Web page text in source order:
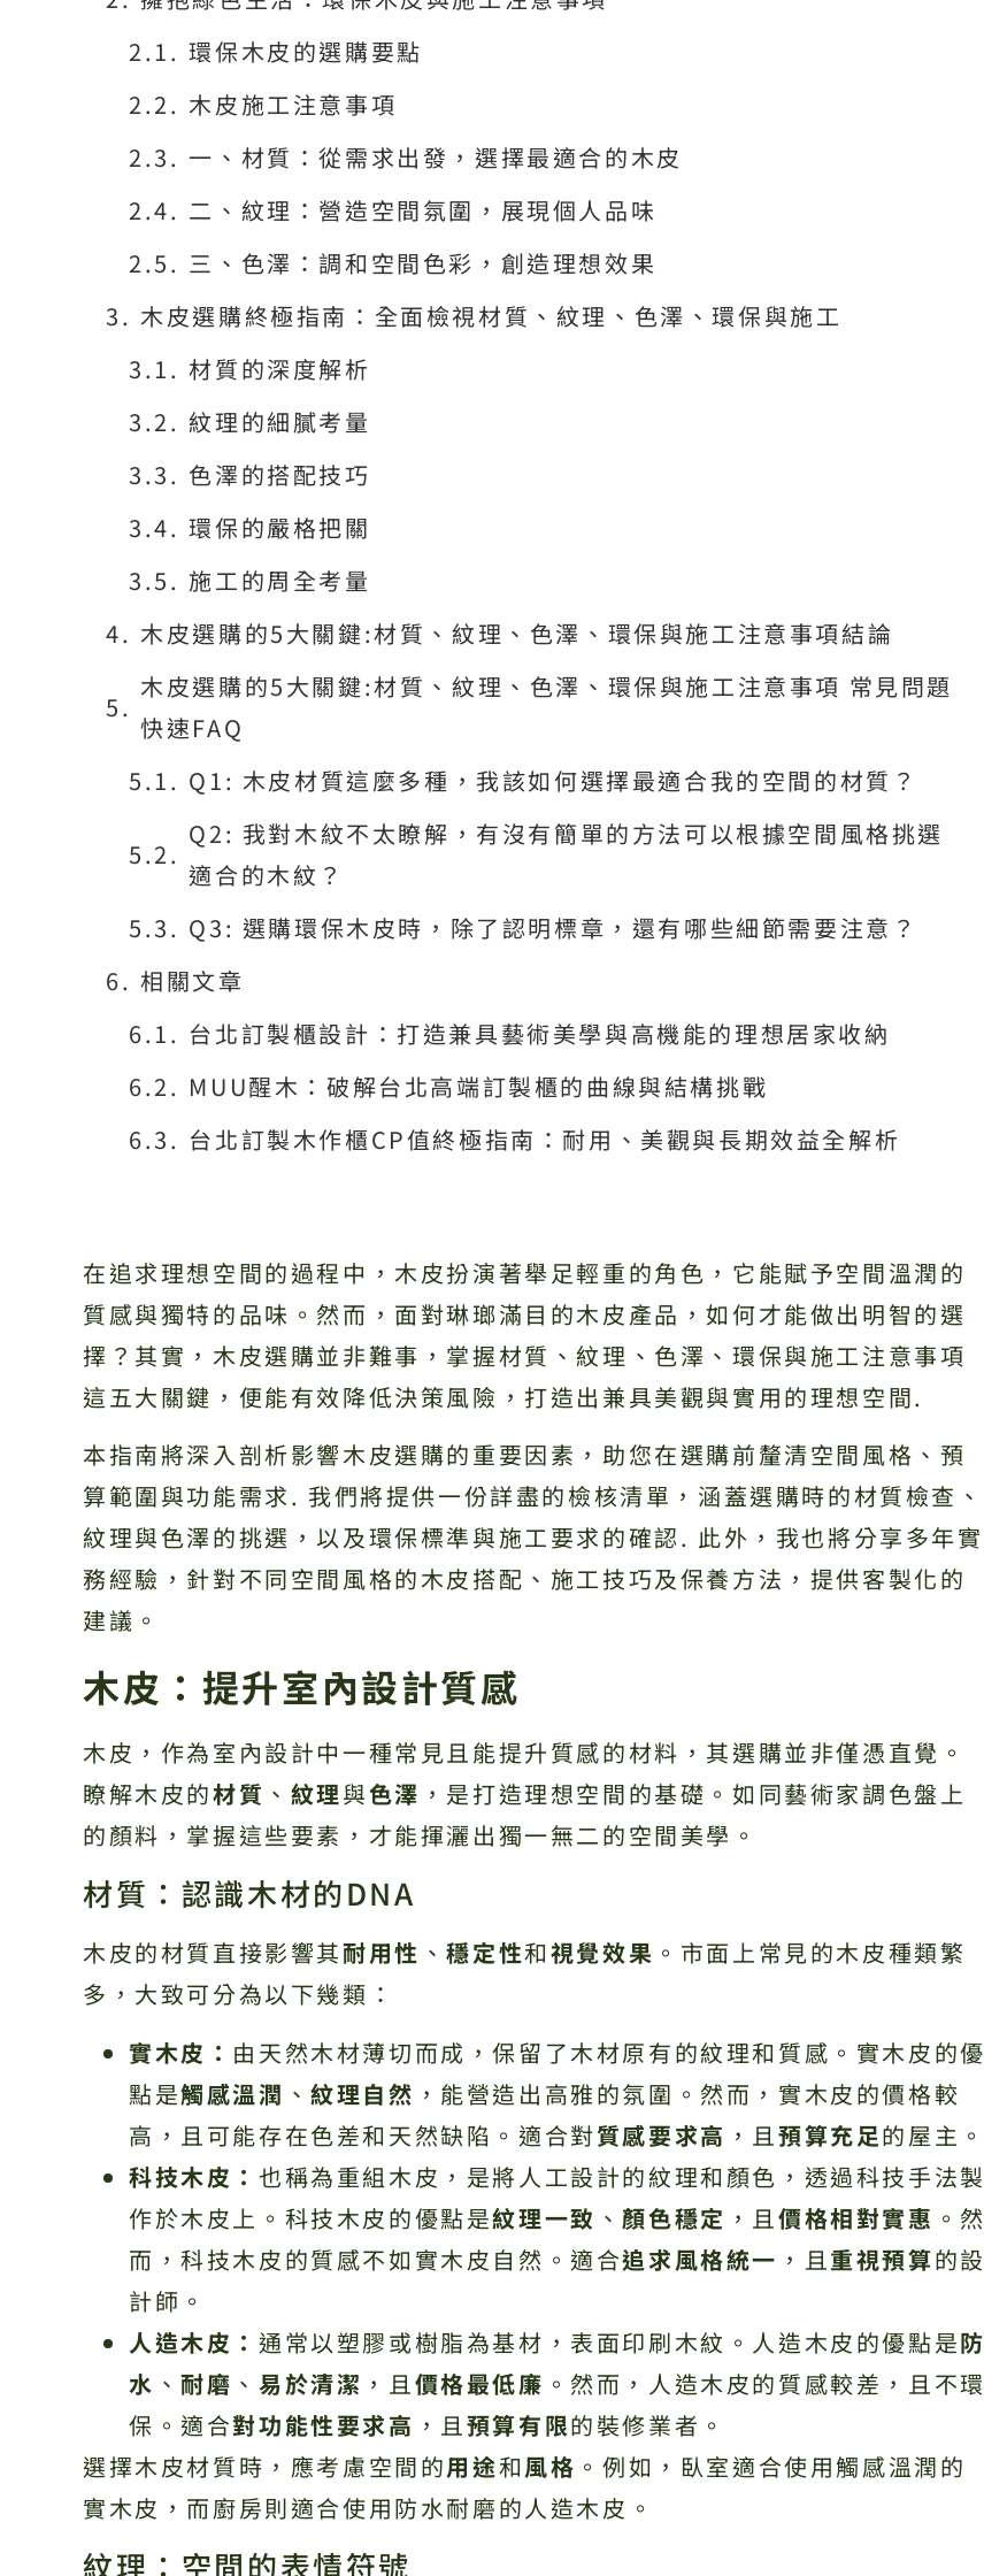
環保木皮的選購要點
木皮施工注意事項
一、材質：從需求出發，選擇最適合的木皮
二、紋理：營造空間氛圍，展現個人品味
三、色澤：調和空間色彩，創造理想效果
木皮選購終極指南：全面檢視材質、紋理、色澤、環保與施工
材質的深度解析
紋理的細膩考量
色澤的搭配技巧
環保的嚴格把關
施工的周全考量
木皮選購的5大關鍵:材質、紋理、色澤、環保與施工注意事項結論
木皮選購的5大關鍵:材質、紋理、色澤、環保與施工注意事項 常見問題
快速FAQ
Q1: 木皮材質這麼多種，我該如何選擇最適合我的空間的材質？
Q2: 我對木紋不太瞭解，有沒有簡單的方法可以根據空間風格挑選
適合的木紋？
Q3: 選購環保木皮時，除了認明標章，還有哪些細節需要注意？
相關文章
台北訂製櫃設計：打造兼具藝術美學與高機能的理想居家收納
MUU醒木：破解台北高端訂製櫃的曲線與結構挑戰
台北訂製木作櫃CP值終極指南：耐用、美觀與長期效益全解析
在追求理想空間的過程中，木皮扮演著舉足輕重的角色，它能賦予空間溫潤的
質感與獨特的品味。然而，面對琳瑯滿目的木皮產品，如何才能做出明智的選
擇？其實，木皮選購並非難事，掌握材質、紋理、色澤、環保與施工注意事項
這五大關鍵，便能有效降低決策風險，打造出兼具美觀與實用的理想空間.
本指南將深入剖析影響木皮選購的重要因素，助您在選購前釐清空間風格、預
算範圍與功能需求. 我們將提供一份詳盡的檢核清單，涵蓋選購時的材質檢查、
紋理與色澤的挑選，以及環保標準與施工要求的確認. 此外，我也將分享多年實
務經驗，針對不同空間風格的木皮搭配、施工技巧及保養方法，提供客製化的
建議。
木皮：提升室內設計質感
木皮，作為室內設計中一種常見且能提升質感的材料，其選購並非僅憑直覺。
瞭解木皮的材質 、 紋理與色澤 ，是打造理想空間的基礎。如同藝術家調色盤上
的顏料，掌握這些要素，才能揮灑出獨一無二的空間美學。
材質：認識木材的DNA
木皮的材質直接影響其耐用性 、穩定性和視覺效果 。市面上常見的木皮種類繁
多，大致可分為以下幾類：
實木皮： 由天然木材薄切而成，保留了木材原有的紋理和質感。實木皮的優
點是觸感溫潤 、紋理自然 ，能營造出高雅的氛圍。然而，實木皮的價格較
高，且可能存在色差和天然缺陷。適合對質感要求高 ，且預算充足的屋主。
科技木皮： 也稱為重組木皮，是將人工設計的紋理和顏色，透過科技手法製
作於木皮上。科技木皮的優點是紋理一致 、 顏色穩定 ，且價格相對實惠 。然
而，科技木皮的質感不如實木皮自然。適合追求風格統一 ，且 重視預算的設
計師。
人造木皮： 通常以塑膠或樹脂為基材，表面印刷木紋。人造木皮的優點是防
水 、耐磨 、易於清潔 ，且 價格最低廉 。然而，人造木皮的質感較差，且不環
保。適合對功能性要求高 ，且 預算有限的裝修業者。
選擇木皮材質時，應考慮空間的用途和風格 。例如，臥室適合使用觸感溫潤的
實木皮，而廚房則適合使用防水耐磨的人造木皮。
紋理：空間的表情符號